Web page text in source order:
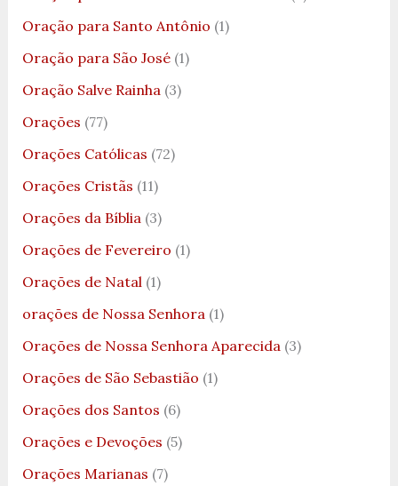
Oração para Santo Antônio (1)
Oração para São José(1)
Oração Salve Rainha(3)
Orações (77)
Orações Católicas (72)
Orações Cristãs (11)
Orações da Bíblia(3)
Orações de Fevereiro (1)
Orações de Natal(1)
orações de Nossa Senhora(1)
Orações de Nossa Senhora Aparecida(3)
Orações de São Sebastião (1)
Orações dos Santos (6)
Orações e Devoções (5)
Orações Marianas (7)